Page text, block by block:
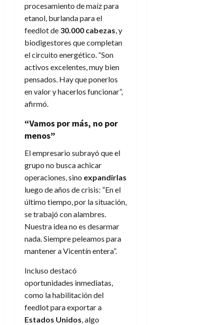
procesamiento de maíz para
etanol, burlanda para el
feedlot de 30.000 cabezas , y
biodigestores que completan
el circuito energético. “Son
activos excelentes, muy bien
pensados. Hay que ponerlos
en valor y hacerlos funcionar”,
afirmó.
“Vamos por más, no por
menos”
El empresario subrayó que el
grupo no busca achicar
operaciones, sino expandirlas
luego de años de crisis: “En el
último tiempo, por la situación,
se trabajó con alambres.
Nuestra idea no es desarmar
nada. Siempre peleamos para
mantener a Vicentín entera”.
Incluso destacó
oportunidades inmediatas,
como la habilitación del
feedlot para exportar a
Estados Unidos , algo